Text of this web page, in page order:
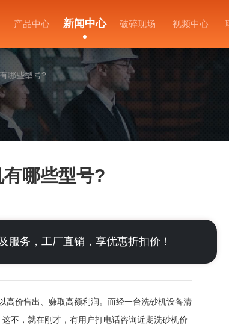
产品中心 新闻中心 破碎现场 视频中心
哪些型号?
哪些型号?
服务，工厂直销，享优惠折扣价！
高价售出、赚取高额利润。而经一台洗砂机设备清
不，就在刚才，有用户打电话咨询近期洗砂机价